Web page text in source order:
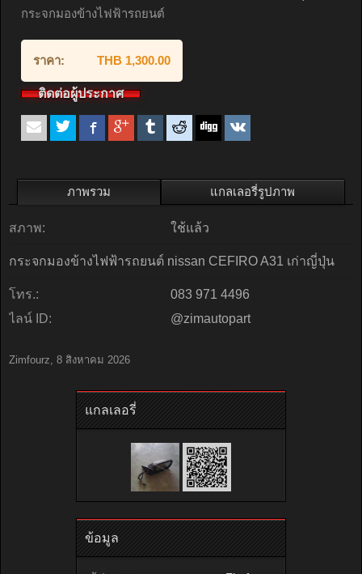
กระจกมองข้างไฟฟ้ารถยนต์
ราคา: THB 1,300.00
ติดต่อผู้ประกาศ
ภาพรวม แกลเลอรี่รูปภาพ
สภาพ: ใช้แล้ว
กระจกมองข้างไฟฟ้ารถยนต์ nissan CEFIRO A31 เก่าญี่ปุ่น
โทร.:
083 971 4496
ไลน์ ID:
@zimautopart
Zimfourz, 8 สิงหาคม 2026
แกลเลอรี่
ข้อมูล